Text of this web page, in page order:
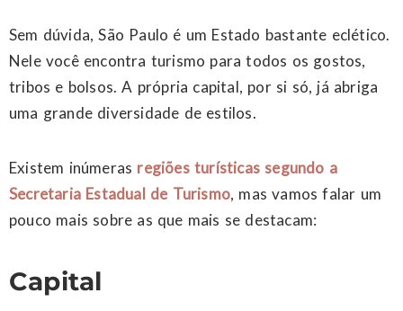
Sem dúvida, São Paulo é um Estado bastante eclético.
Nele você encontra turismo para todos os gostos,
tribos e bolsos. A própria capital, por si só, já abriga
uma grande diversidade de estilos.
Existem inúmeras regiões turísticas segundo a
Secretaria Estadual de Turismo, mas vamos falar um
pouco mais sobre as que mais se destacam:
Capital